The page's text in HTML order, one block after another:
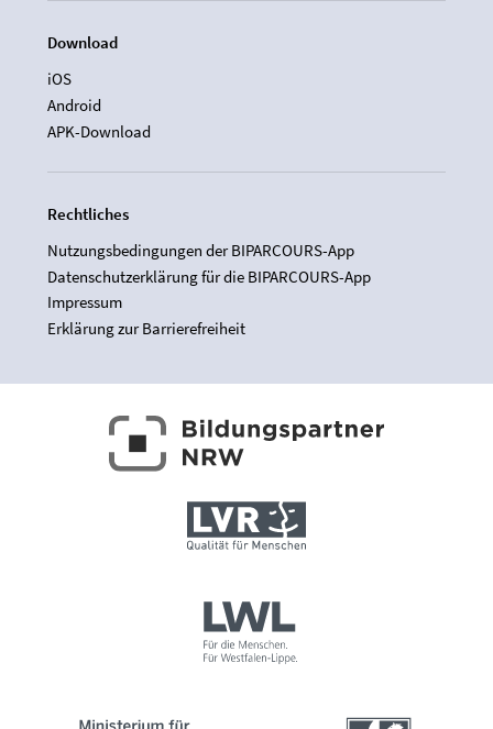
Download
iOS
Android
APK-Download
Rechtliches
Nutzungsbedingungen der BIPARCOURS-App
Datenschutzerklärung für die BIPARCOURS-App
Impressum
Erklärung zur Barrierefreiheit